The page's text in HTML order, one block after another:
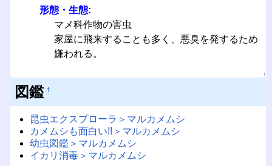
形態・生態:
マメ科作物の害虫
家屋に飛来することも多く、悪臭を発するため
嫌われる。
↑
図鑑 †
昆虫エクスプローラ＞マルカメムシ
カメムシも面白い!!＞マルカメムシ
幼虫図鑑＞マルカメムシ
イカリ消毒＞マルカメムシ